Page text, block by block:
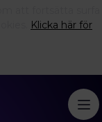
Klicka här för